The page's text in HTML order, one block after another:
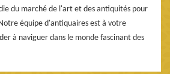
du marché de l'art et des antiquités pour
équipe d'antiquaires est à votre
à naviguer dans le monde fascinant des